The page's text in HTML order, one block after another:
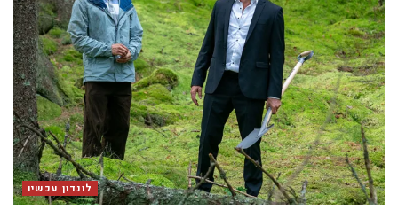
לונדון עכשיו